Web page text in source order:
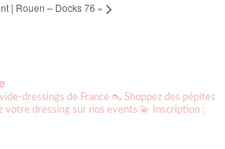
| Rouen – Docks 76 »
dressings de France 👠 Shoppez des pépites
votre dressing sur nos events 💫 Inscription :